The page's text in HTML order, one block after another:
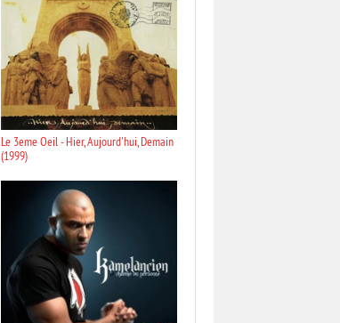
Le 3eme Oeil - Hier, Aujourd'hui, Demain
(1999)